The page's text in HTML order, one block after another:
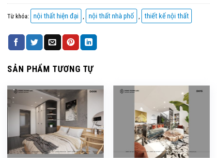
Từ khóa: nội thất hiện đại , nội thất nhà phố , thiết kế nội thất
SẢN PHẨM TƯƠNG TỰ